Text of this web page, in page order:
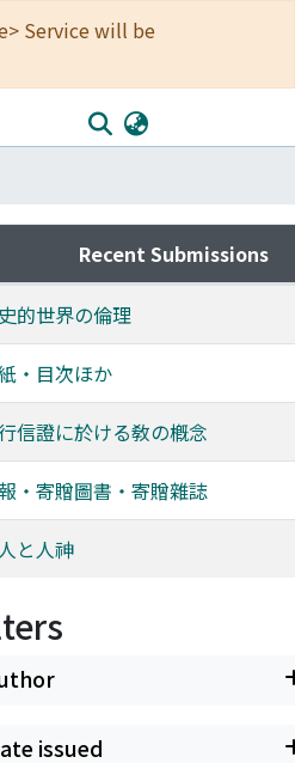
Service will be
Recent Submissions
的世界の倫理
・目次ほか
信證に於ける敎の槪念
・寄贈圖書・寄贈雜誌
と人神
issued